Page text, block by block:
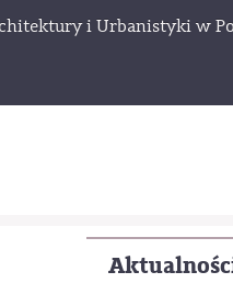
i Urbanistyki w